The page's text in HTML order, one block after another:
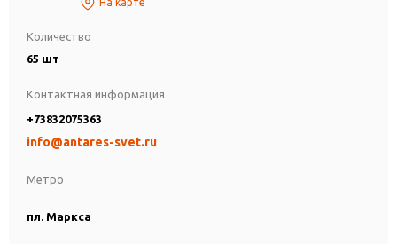
Количество
65 шт
Метро
пл. Маркса
Контактная информация
+73832075363
info@antares-svet.ru